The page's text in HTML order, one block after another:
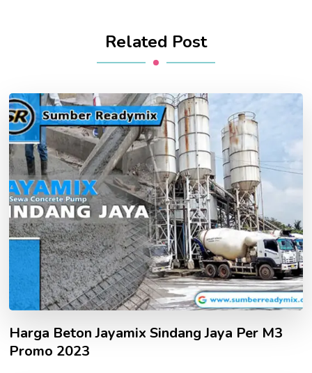
Related Post
Harga Beton Jayamix Sindang Jaya Per M3
Promo 2023